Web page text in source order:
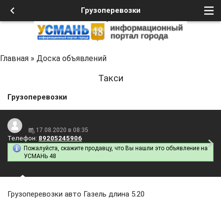
Грузоперевозки
Главная » Доска объявлений
Такси
Грузоперевозки
17.08.2020 в 08:35
Телефон: 89205245906
Пожалуйста, скажите продавцу, что Вы нашли это объявление на
УСМАНЬ 48
Грузоперевозки авто Газель длина 5.20